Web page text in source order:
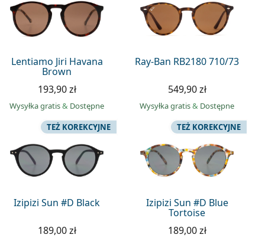
Lentiamo Jiri Havana
Brown
193,90 zł
Wysyłka gratis& Dostępne
Ray-Ban RB2180 710/73
549,90 zł
Wysyłka gratis& Dostępne
Izipizi Sun #D Black
TEŻ KOREKCYJNE
189,00 zł
Izipizi Sun #D Blue
Tortoise
TEŻ KOREKCYJNE
189,00 zł